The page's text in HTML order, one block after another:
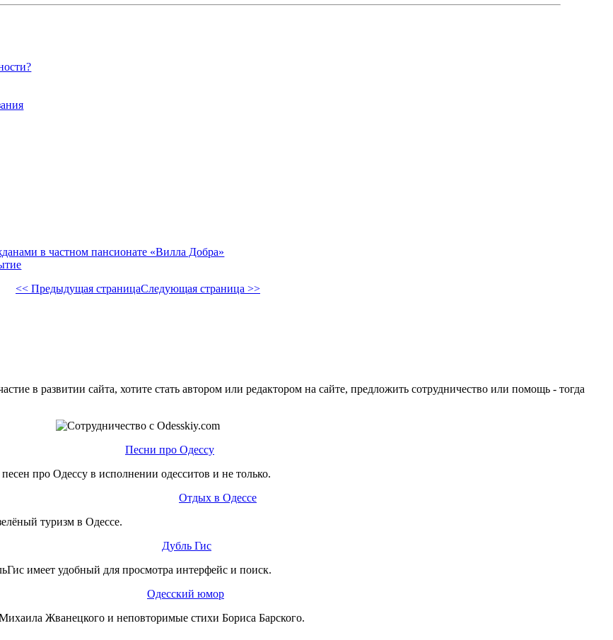
в частном пансионате «Вилла Добра»
<< Предыдущая страницаСледующая страница >>
в развитии сайта, хотите стать автором или редактором на сайте, предложить сотрудничество или помощь - тогда
Песни про Одессу
про Одессу в исполнении одесситов и не только.
Отдых в Одессе
туризм в Одессе.
Дубль Гис
имеет удобный для просмотра интерфейс и поиск.
Одесский юмор
Жванецкого и неповторимые стихи Бориса Барского.